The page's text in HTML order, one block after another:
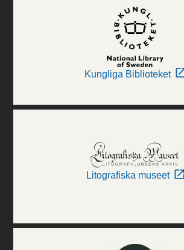
Kungliga Biblioteket
Litografiska museet